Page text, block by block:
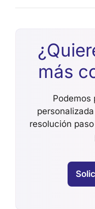
más
Podemos
resolución